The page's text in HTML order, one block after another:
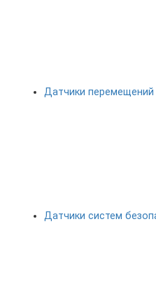
Датчики перемещений
Датчики систем